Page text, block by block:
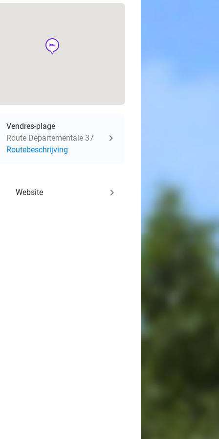
hotel
Vendres-plage
Route Départementale 37
Routebeschrijving
Website keyboard_arrow_right